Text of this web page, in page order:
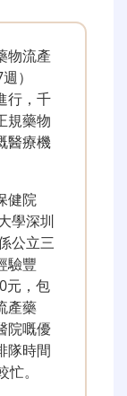
物流產
）
行，千
規藥物
醫療機
健院
學深圳
公立三
驗豐
元，包
產藥
院嘅優
隊時間
。